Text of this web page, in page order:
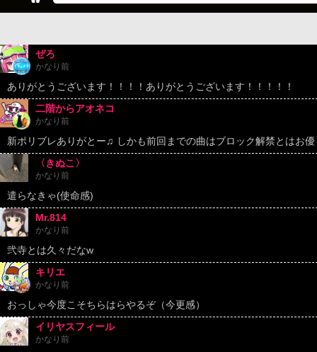
ぜろ
かなり前
ありがとうございます！！！！ありがとうございます！！！！！
二階からアオネコ
かなり前
新ポリブレありがとー♫ しかも前回までの曲はブロック解禁とはお
〈きぬこ〉
かなり前
遣らなきゃ(使命感)
Mr.814
かなり前
弐寺とは久々だなw
キリエ
かなり前
おっしゃ今度こそちらはらやるぞ（今更感）
イリヤスフィール
かなり前